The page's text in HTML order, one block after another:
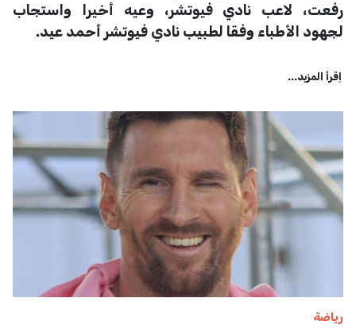
رفعت، لاعب نادي فيوتشر، وعيه أخيرا واستجاب
لجهود الأطباء وفقا لطبيب نادي فيوتشر أحمد عيد.
اِقرأ المزيد...
رياضة